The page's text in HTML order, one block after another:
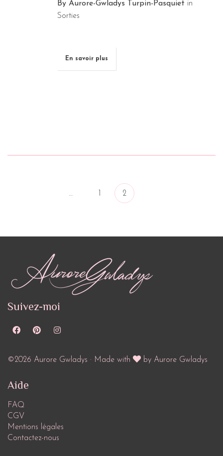
By Aurore-Gwladys Turpin-Pasquiet in
Sorties
En savoir plus
2
Suivez-moi
©2026 Aurore Gwladys · Made with by Aurore Gwladys
Aide
FAQ
CGV
Mentions légales
Contactez-nous